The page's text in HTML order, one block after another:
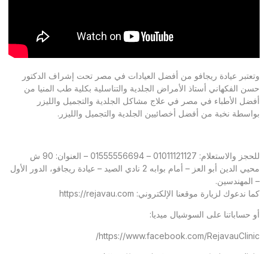
وتعتبر عيادة ريجافو من أفضل العيادات في مصر تحت إشراف الدكتور
حسن الفكهاني أستاذ الأمراض الجلدية والتناسلية بكلية طب المنيا من
أفضل الأطباء في مصر في علاج مشاكل الجلدية والتجميل والليزر
بواسطة نخبة من أفضل أخصائيين الجلدية والتجميل والليزر.
للحجز والاستعلام: 01011121127 – 01555556694 – العنوان: 90 ش
محيي الدين أبو العز – أمام بوابه 2 نادي الصيد – عيادة ريجافو، الدور الأول
– المهندسين.
كما ندعوك لزيارة موقعنا الإلكتروني: https://rejavau.com
أو حساباتنا على السوشيال ميديا:
https://www.facebook.com/RejavauClinic/